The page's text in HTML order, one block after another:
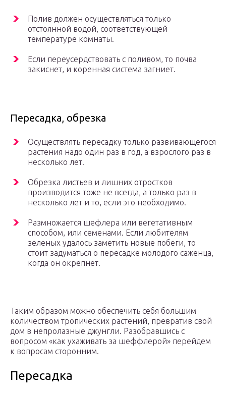
Полив должен осуществляться только
отстоянной водой, соответствующей
температуре комнаты.
Если переусердствовать с поливом, то почва
закиснет, и коренная система загниет.
Пересадка, обрезка
Осуществлять пересадку только развивающегося
растения надо один раз в год, а взрослого раз в
несколько лет.
Обрезка листьев и лишних отростков
производится тоже не всегда, а только раз в
несколько лет и то, если это необходимо.
Размножается шефлера или вегетативным
способом, или семенами. Если любителям
зеленых удалось заметить новые побеги, то
стоит задуматься о пересадке молодого саженца,
когда он окрепнет.
Таким образом можно обеспечить себя большим
количеством тропических растений, превратив свой
дом в непролазные джунгли. Разобравшись с
вопросом «как ухаживать за шеффлерой» перейдем
к вопросам сторонним.
Пересадка